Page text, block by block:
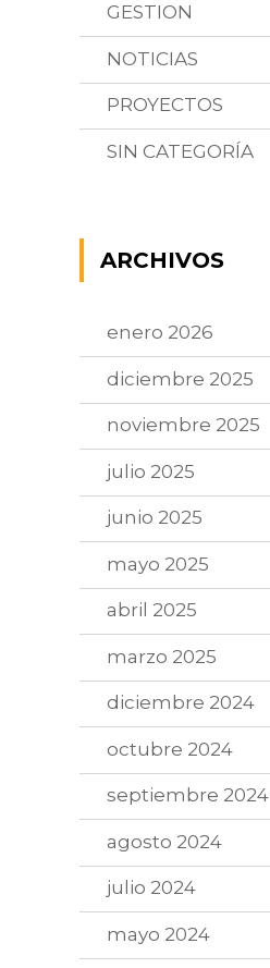
GESTION
NOTICIAS
PROYECTOS
SIN CATEGORÍA
ARCHIVOS
enero 2026
diciembre 2025
noviembre 2025
julio 2025
junio 2025
mayo 2025
abril 2025
marzo 2025
diciembre 2024
octubre 2024
septiembre 2024
agosto 2024
julio 2024
mayo 2024